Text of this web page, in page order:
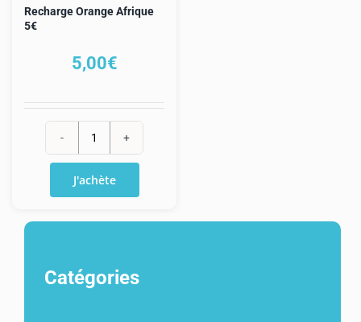
Recharge Orange Afrique
5€
5,00€
quantité
Recharge
J'achète
Catégories